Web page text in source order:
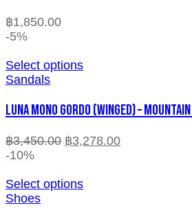
฿1,850.00
-5%
Select options
Sandals
LUNA MONO GORDO (WINGED) –
฿3,450.00 ฿3,278.00
-10%
Select options
Shoes